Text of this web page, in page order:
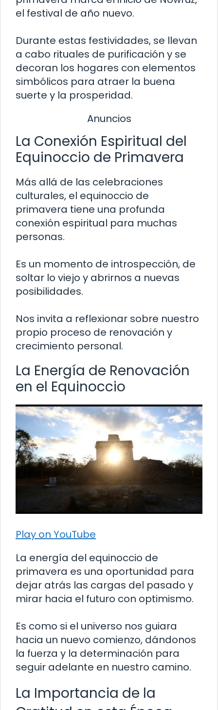
el festival de año nuevo.
Durante estas festividades, se llevan
a cabo rituales de purificación y se
decoran los hogares con elementos
simbólicos para atraer la buena
suerte y la prosperidad.
Anuncios
La Conexión Espiritual del
Equinoccio de Primavera
Más allá de las celebraciones
culturales, el equinoccio de
primavera tiene una profunda
conexión espiritual para muchas
personas.
Es un momento de introspección, de
soltar lo viejo y abrirnos a nuevas
posibilidades.
Nos invita a reflexionar sobre nuestro
propio proceso de renovación y
crecimiento personal.
La Energía de Renovación
en el Equinoccio
Play on YouTube
La energía del equinoccio de
primavera es una oportunidad para
dejar atrás las cargas del pasado y
mirar hacia el futuro con optimismo.
Es como si el universo nos guiara
hacia un nuevo comienzo, dándonos
la fuerza y la determinación para
seguir adelante en nuestro camino.
La Importancia de la